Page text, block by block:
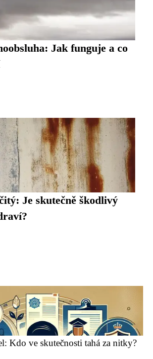
Jak funguje a co
Je skutečně škodlivý
Kdo ve skutečnosti tahá za nitky?